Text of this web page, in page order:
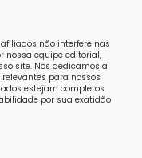
não interfere nas
nossa equipe editorial,
site. Nos dedicamos a
para nossos
estejam completos.
por sua exatidão